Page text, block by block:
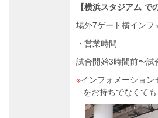
【横浜スタジアム で
場外7ゲート横インフ
営業時間
試合開始3時間前〜試
インフォメーション
をお持ちでなくて